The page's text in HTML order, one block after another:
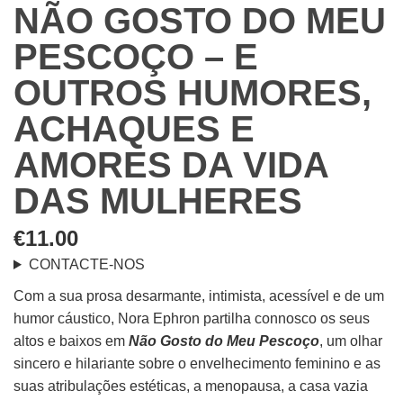
NÃO GOSTO DO MEU
PESCOÇO – E
OUTROS HUMORES,
ACHAQUES E
AMORES DA VIDA
DAS MULHERES
€11.00
CONTACTE-NOS
Com a sua prosa desarmante, intimista, acessível e de um
humor cáustico, Nora Ephron partilha connosco os seus
altos e baixos em Não Gosto do Meu Pescoço, um olhar
sincero e hilariante sobre o envelhecimento feminino e as
suas atribulações estéticas, a menopausa, a casa vazia